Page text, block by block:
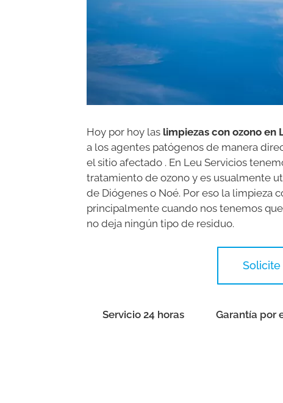
Hoy por hoy las limpiezas con ozono en
a los agentes patógenos de manera
el sitio afectado . En Leu Servicios
tratamiento de ozono y es usualmente
de Diógenes o Noé. Por eso la limpieza
principalmente cuando nos tenemos
no deja ningún tipo de residuo.
Servicio 24 horas Garantía por